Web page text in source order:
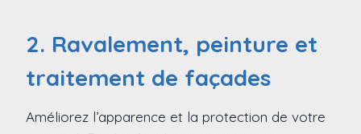
2. Ravalement, peinture et
traitement de façades
Améliorez l’apparence et la protection de votre